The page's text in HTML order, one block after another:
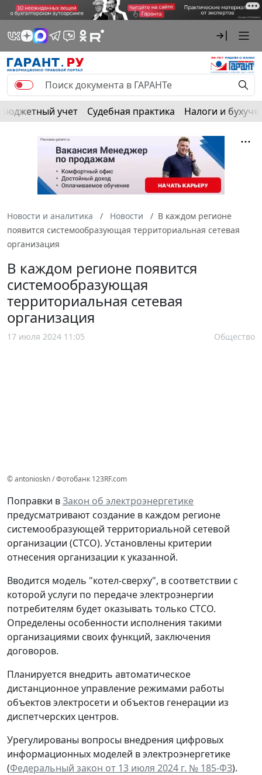
Бюджетный учет Судебная практика Налоги и
Новости и аналитика Новости
В каждом регионе
появится системообразующая территориальная сетевая
организация
В каждом регионе появится
системообразующая
территориальная сетевая
организация
17 июля 2024 11:05 Общество
© antonioskn / Фотобанк 123RF.com
Поправки вЗакон об электроэнергетике
предусматривают создание в каждом регионе
системообразующей территориальной сетевой
организации (СТСО). Установлены критерии
отнесения организации к указанной.
Вводится модель "котел-сверху", в соответствии с
которой услуги по передаче электроэнергии
потребителям будет оказывать только СТСО.
Определены особенности исполнения такими
организациями своих функций, заключения
договоров.
Планируется внедрить автоматическое
дистанционное управление режимами работы
объектов электросети и объектов генерации из
диспетчерских центров.
Урегулированы вопросы внедрения цифровых
информационных моделей в электроэнергетике
(Федеральный закон от 13 июля 2024 г. № 185-ФЗ).